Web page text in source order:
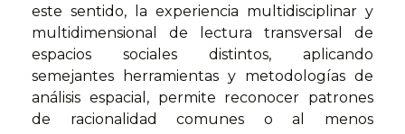
este sentido, la experiencia multidisciplinar y
multidimensional de lectura transversal de
espacios sociales distintos, aplicando
semejantes herramientas y metodologías de
análisis espacial, permite reconocer patrones
de racionalidad comunes o al menos